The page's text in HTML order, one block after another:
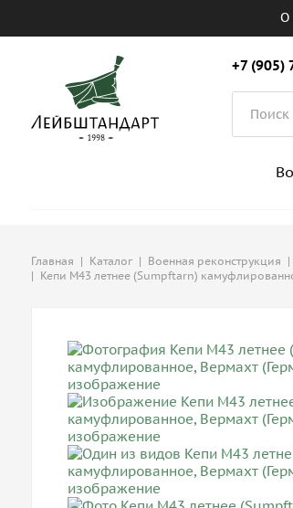
О
+7 (905)
Главная | Каталог | Военная реконструкция |
| Кепи М43 летнее (Sumpftarn)